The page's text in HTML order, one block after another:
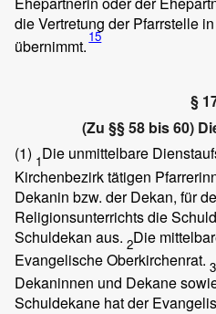
die Vertretung der Pfarrstelle
übernimmt. 15
§
(Zu §§ 58 bis 60)
(1) 1Die unmittelbare
Kirchenbezirk tätigen
Dekanin bzw. der Dekan, für
Religionsunterrichts die
Schuldekan aus. 2Die
Evangelische Oberkirchenrat. 3
Dekaninnen und Dekane
Schuldekane hat der